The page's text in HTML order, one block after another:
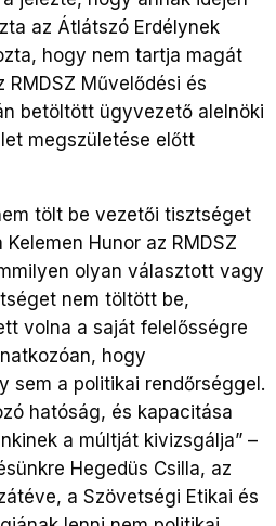
az Átlátszó Erdélynek
hogy nem tartja magát
Művelődési és
betöltött ügyvezető alelnöki
megszületése előtt
tölt be vezetői tisztséget
Hunor az RMDSZ
olyan választott vagy
nem töltött be,
volna a saját felelősségre
hogy
sem a politikai rendőrséggel.
hatóság, és kapacitása
a múltját kivizsgálja” –
Hegedüs Csilla, az
a Szövetségi Etikai és